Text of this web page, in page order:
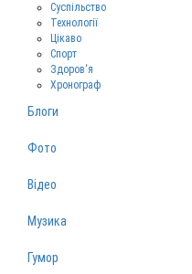
Суспільство
Технології
Цікаво
Спорт
Здоров‘я
Хронограф
Блоги
Фото
Відео
Музика
Гумор